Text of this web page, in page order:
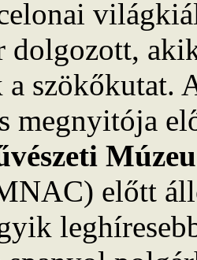
dolgozott,
szökőkutat.
megnyitója
előtt